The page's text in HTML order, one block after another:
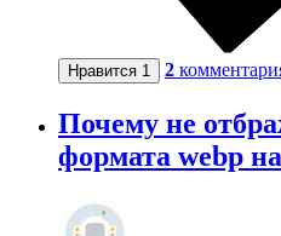
Нравится 1 2
Почему не
формата webp